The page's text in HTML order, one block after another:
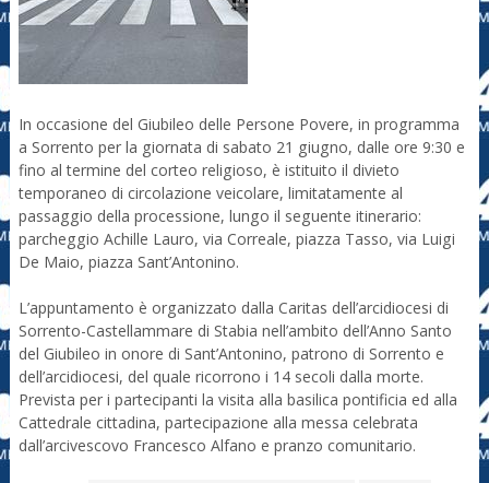
In occasione del Giubileo delle Persone Povere, in programma
a Sorrento per la giornata di sabato 21 giugno, dalle ore 9:30 e
fino al termine del corteo religioso, è istituito il divieto
temporaneo di circolazione veicolare, limitatamente al
passaggio della processione, lungo il seguente itinerario:
parcheggio Achille Lauro, via Correale, piazza Tasso, via Luigi
De Maio, piazza Sant’Antonino.
L’appuntamento è organizzato dalla Caritas dell’arcidiocesi di
Sorrento-Castellammare di Stabia nell’ambito dell’Anno Santo
del Giubileo in onore di Sant’Antonino, patrono di Sorrento e
dell’arcidiocesi, del quale ricorrono i 14 secoli dalla morte.
Prevista per i partecipanti la visita alla basilica pontificia ed alla
Cattedrale cittadina, partecipazione alla messa celebrata
dall’arcivescovo Francesco Alfano e pranzo comunitario.